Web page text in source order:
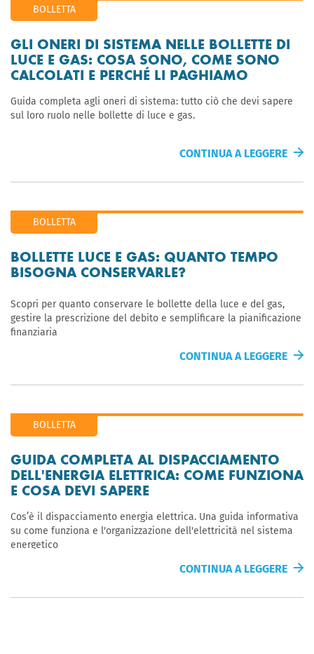
BOLLETTA
GLI ONERI DI SISTEMA NELLE BOLLETTE DI
LUCE E GAS: COSA SONO, COME SONO
CALCOLATI E PERCHÉ LI PAGHIAMO
Guida completa agli oneri di sistema: tutto ciò che devi sapere
sul loro ruolo nelle bollette di luce e gas.
CONTINUA A LEGGERE
BOLLETTA
BOLLETTE LUCE E GAS: QUANTO TEMPO
BISOGNA CONSERVARLE?
Scopri per quanto conservare le bollette della luce e del gas,
gestire la prescrizione del debito e semplificare la pianificazione
finanziaria
CONTINUA A LEGGERE
BOLLETTA
GUIDA COMPLETA AL DISPACCIAMENTO
DELL'ENERGIA ELETTRICA: COME FUNZIONA
E COSA DEVI SAPERE
Cos’è il dispacciamento energia elettrica. Una guida informativa
su come funziona e l'organizzazione dell'elettricità nel sistema
energetico
CONTINUA A LEGGERE